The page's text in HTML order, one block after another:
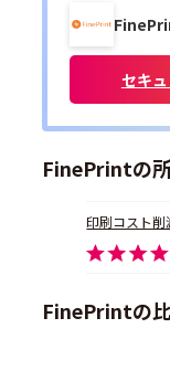
セキ
FinePrintの
印刷コスト削
FinePrintの